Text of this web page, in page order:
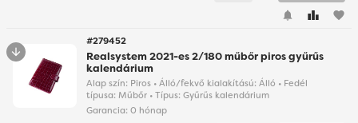
favorite
#279452
Realsystem 2021-es 2/180 műbőr piros gyűrűs
kalendárium
Alap szín: Piros • Álló/fekvő kialakítású: Álló • Fedél
típusa: Műbőr • Típus: Gyűrűs kalendárium
Garancia: 0 hónap